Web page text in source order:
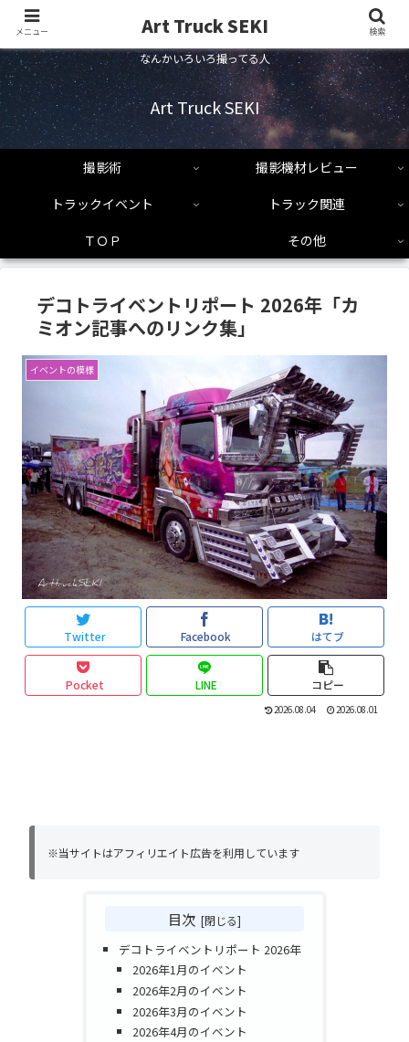
なんかいろいろ撮ってる人
Art Truck SEKI
撮影術
撮影機材レビュー
トラックイベント
トラック関連
ＴＯＰ
その他
デコトライベントリポート 2026年「カ
ミオン記事へのリンク集」
イベントの模様
Twitter Facebook はてブ
Pocket LINE コピー
2026.08.04 2026.08.01
※当サイトはアフィリエイト広告を利用しています
目次
デコトライベントリポート 2026年
2026年1月のイベント
2026年2月のイベント
2026年3月のイベント
2026年4月のイベント
メニュー Art Truck SEKI 検索